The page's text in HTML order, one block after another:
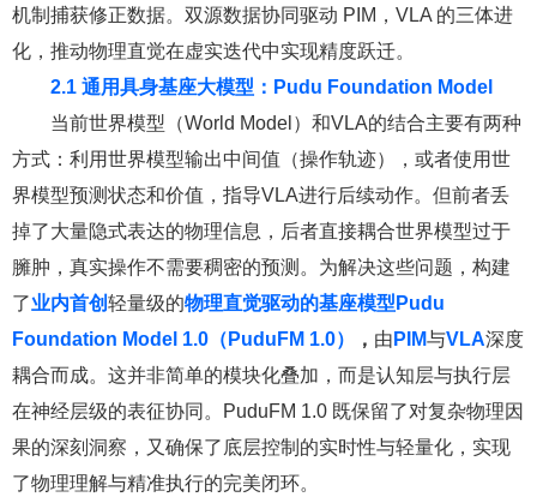
机制捕获修正数据。双源数据协同驱动 PIM，VLA 的三体进
化，推动物理直觉在虚实迭代中实现精度跃迁。
2.1 通用具身基座大模型：Pudu Foundation Model
当前世界模型（World Model）和VLA的结合主要有两种
方式：利用世界模型输出中间值（操作轨迹），或者使用世
界模型预测状态和价值，指导VLA进行后续动作。但前者丢
掉了大量隐式表达的物理信息，后者直接耦合世界模型过于
臃肿，真实操作不需要稠密的预测。为解决这些问题，构建
了业内首创轻量级的物理直觉驱动的基座模型Pudu
Foundation Model 1.0（PuduFM 1.0）
， 由 PIM与VLA深度
耦合而成。这并非简单的模块化叠加，而是认知层与执行层
在神经层级的表征协同。PuduFM 1.0 既保留了对复杂物理因
果的深刻洞察，又确保了底层控制的实时性与轻量化，实现
了物理理解与精准执行的完美闭环。